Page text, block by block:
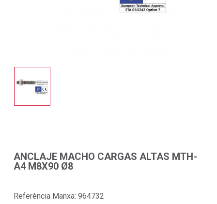
ANCLAJE MACHO CARGAS ALTAS MTH-
A4 M8X90 Ø8
Referència Manxa: 964732